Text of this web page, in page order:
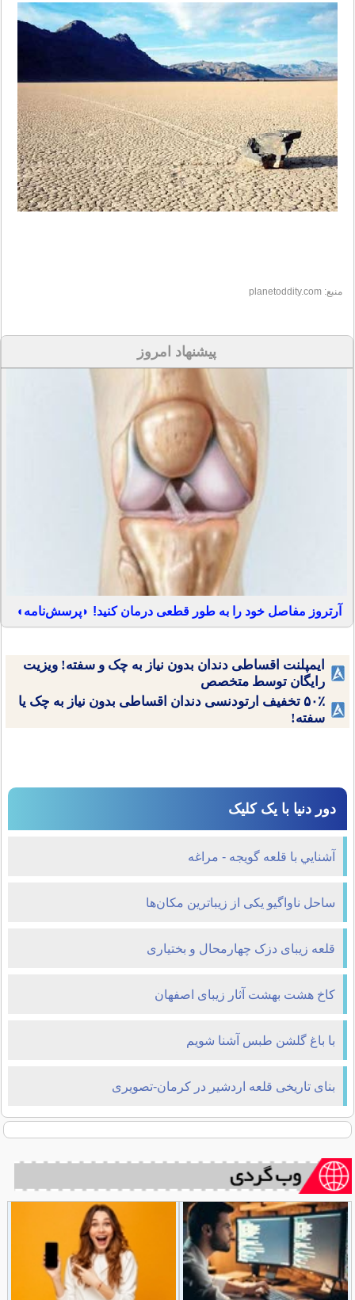
منبع: planetoddity.com
پیشنهاد امروز
آرتروز مفاصل خود را به طور قطعی درمان کنید! ◗پرسش‌نامه◖
ایمپلنت اقساطی دندان بدون نیاز به چک و سفته! ویزیت
رایگان توسط متخصص
۵۰٪ تخفیف ارتودنسی دندان اقساطی بدون نیاز به چک یا
سفته!
دور دنیا با یک کلیک
آشنايي با قلعه گویجه - مراغه
ساحل ناواگیو یکی از زیباترین مکان‌ها
قلعه زیبای دزک چهارمحال و بختیاری
کاخ هشت بهشت آثار زیبای اصفهان
با باغ گلشن طبس آشنا شویم
بنای تاريخی قلعه اردشير در كرمان-تصویری